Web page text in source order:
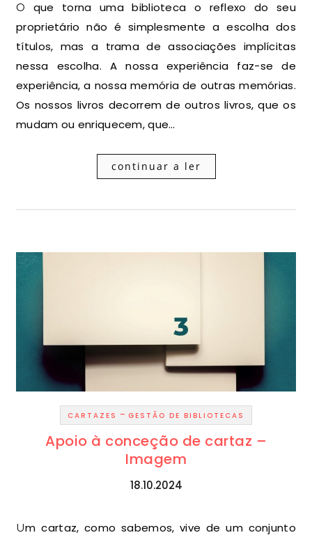
O que torna uma biblioteca o reflexo do seu
proprietário não é simplesmente a escolha dos
títulos, mas a trama de associações implícitas
nessa escolha. A nossa experiência faz-se de
experiência, a nossa memória de outras memórias.
Os nossos livros decorrem de outros livros, que os
mudam ou enriquecem, que…
continuar a ler
CARTAZES - GESTÃO DE BIBLIOTECAS
Apoio à conceção de cartaz –
Imagem
18.10.2024
Um cartaz, como sabemos, vive de um conjunto